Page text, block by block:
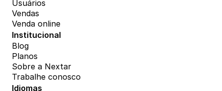
Usuários
Vendas
Venda online
Institucional
Blog
Planos
Sobre a Nextar
Trabalhe conosco
Idiomas